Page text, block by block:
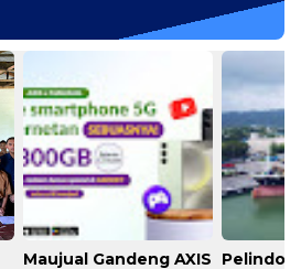
Maujual Gandeng AXIS
Pelindo